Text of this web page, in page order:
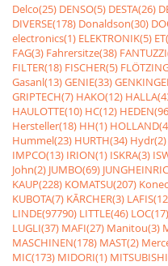
Delco(25) DENSO(5) DESTA(26)
DIVERSE(178) Donaldson(30)
electronics(1) ELEKTRONIK(5)
FAG(3) Fahrersitze(38)
FILTER(18) FISCHER(5)
Gasanl(13)GENIE(33)
GRIPTECH(7) HAKO(12)
HAULOTTE(10) HC(12)
Hersteller(18) HH(1)
Hummel(23) HURTH(34) Hydr(2)
IMPCO(13) IRION(1) ISKRA(3)
John(2) JUMBO(69)
KAUP(228) KOMATSU(207)
KUBOTA(7) KÃRCHER(3)
LINDE(97790) LITTLE(46) LOC(17)
LUGLI(37) MAFI(27) Manitou(3)
MASCHINEN(178) MAST(2)
MIC(173) MIDORI(1)